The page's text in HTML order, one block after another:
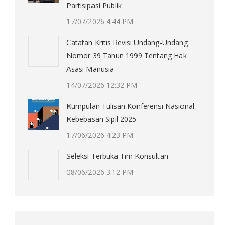
Partisipasi Publik
17/07/2026 4:44 PM
Catatan Kritis Revisi Undang-Undang
Nomor 39 Tahun 1999 Tentang Hak
Asasi Manusia
14/07/2026 12:32 PM
Kumpulan Tulisan Konferensi Nasional
Kebebasan Sipil 2025
17/06/2026 4:23 PM
Seleksi Terbuka Tim Konsultan
08/06/2026 3:12 PM